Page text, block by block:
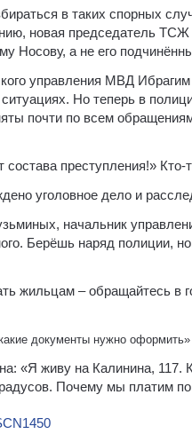
в таких спорных
новая председатель
Носову, а не его
управления МВД
ситуациях. Но теперь в
почти по всем
преступления!»
уголовное дело и
начальник
Берёшь наряд полиции,
жильцам – обращайтесь
документы нужно оформить»
«Я живу на Калинина, 117.
Почему мы платим